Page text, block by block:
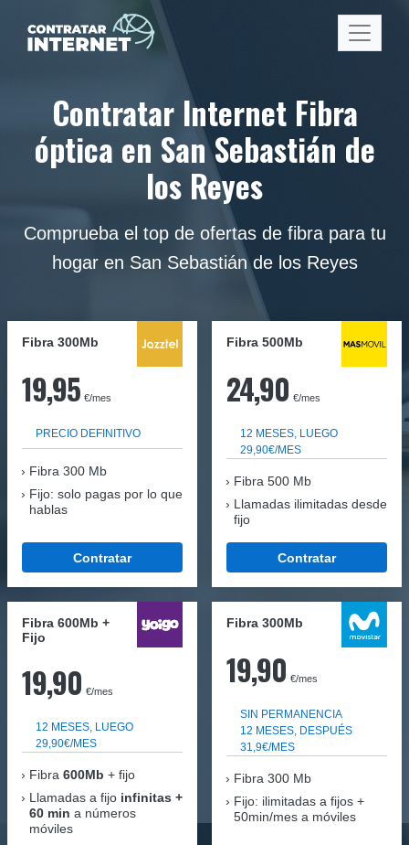
Contratar Internet Fibra
óptica en San Sebastián de
los Reyes
Comprueba el top de ofertas de fibra para tu
hogar en San Sebastián de los Reyes
Fibra 300Mb
19,95 €/mes
PRECIO DEFINITIVO
Fibra 300 Mb
Fijo: solo pagas por lo que
hablas
Contratar
Fibra 500Mb
24,90 €/mes
12 MESES, LUEGO
29,90€/MES
Fibra 500 Mb
Llamadas ilimitadas desde
fijo
Contratar
Fibra 600Mb +
Fijo
19,90 €/mes
12 MESES, LUEGO
29,90€/MES
Fibra 600Mb + fijo
Llamadas a fijo infinitas +
60 min a números
móviles
Fibra 300Mb
19,90 €/mes
SIN PERMANENCIA
12 MESES, DESPUÉS
31,9€/MES
Fibra 300 Mb
Fijo: ilimitadas a fijos +
50min/mes a móviles